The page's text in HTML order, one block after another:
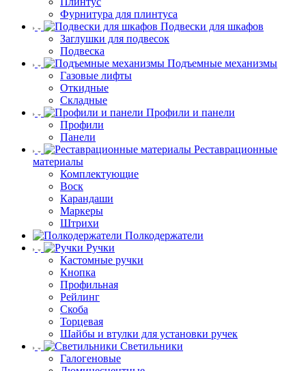
Фурнитура для плинтуса
Подвески для шкафов
Заглушки для подвесок
Подвеска
Подъемные механизмы
Газовые лифты
Откидные
Складные
Профили и панели
Профили
Панели
Реставрационные
материалы
Комплектующие
Воск
Карандаши
Маркеры
Штрихи
Полкодержатели
Ручки
Кастомные ручки
Кнопка
Профильная
Рейлинг
Скоба
Торцевая
Шайбы и втулки для установки ручек
Светильники
Галогеновые